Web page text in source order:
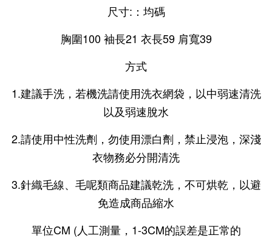
尺寸:：均碼
​胸圍100 袖長21 衣長59 肩寬39
方式
1.建議手洗，若機洗請使用洗衣網袋，以中弱速清洗
以及弱速脫水
2.請使用中性洗劑，勿使用漂白劑，禁止浸泡，深淺
衣物務必分開清洗
3.針織毛線、毛呢類商品建議乾洗，不可烘乾，以避
免造成商品縮水
單位CM (人工測量，1-3CM的誤差是正常的